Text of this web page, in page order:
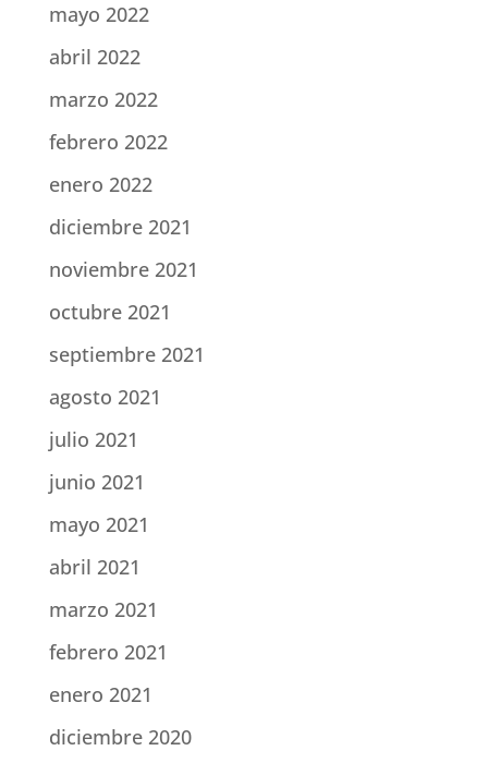
mayo 2022
abril 2022
marzo 2022
febrero 2022
enero 2022
diciembre 2021
noviembre 2021
octubre 2021
septiembre 2021
agosto 2021
julio 2021
junio 2021
mayo 2021
abril 2021
marzo 2021
febrero 2021
enero 2021
diciembre 2020